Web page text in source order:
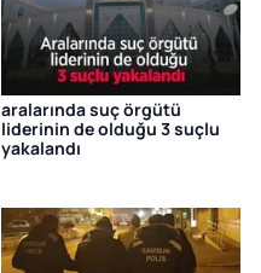
aralarında suç örgütü
liderinin de olduğu 3 suçlu
yakalandı